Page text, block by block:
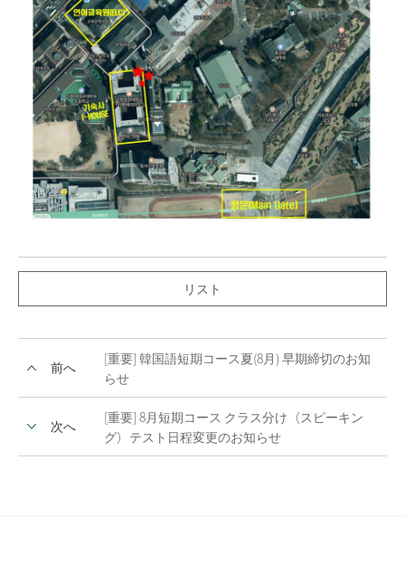
リスト
前へ
[重要] 韓国語短期コース夏(8月) 早期締切のお知
らせ
次へ
[重要] 8月短期コース クラス分け（スピーキン
グ）テスト日程変更のお知らせ